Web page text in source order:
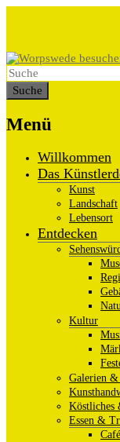
Menü
Willkommen
Das
Kunst
Landschaft
Lebensort
Entdecken
Kultur
Galerien
Köstliches
Essen &